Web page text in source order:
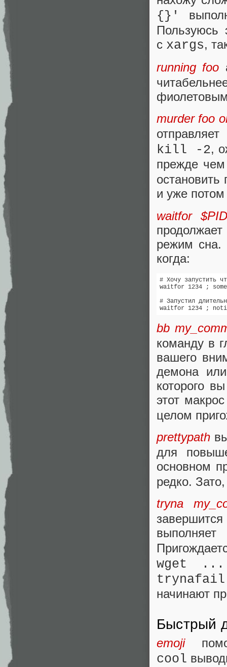
{}'
Пользуюсь
с xargs,
running foo
murder foo
отправляет
kill -2,
прежде
и уже
waitfor $PID
режим сна.
когда:
# Хочу запустить
waitfor 1234 ;
# Запустил
waitfor 1234 ;
bb
команду в
вашего
демона
которого
этот
целом
prettypath
для
основном
редко.
tryna
wget ...
начинают
Быстрый
emoji
cool